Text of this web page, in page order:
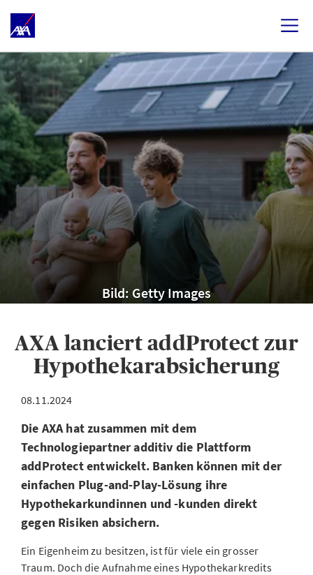
Bild: Getty Images
AXA lanciert addProtect zur
Hypothekarabsicherung
08.11.2024
Die AXA hat zusammen mit dem
Technologiepartner additiv die Plattform
addProtect entwickelt. Banken können mit der
einfachen Plug-and-Play-Lösung ihre
Hypothekarkundinnen und -kunden direkt
gegen Risiken absichern.
Ein Eigenheim zu besitzen, ist für viele ein grosser
Traum. Doch die Aufnahme eines Hypothekarkredits